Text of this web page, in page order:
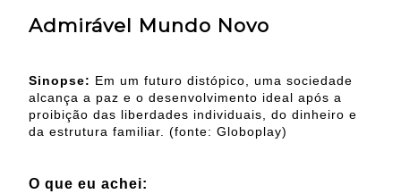
Admirável Mundo Novo
Sinopse: Em um futuro distópico, uma sociedade
alcança a paz e o desenvolvimento ideal após a
proibição das liberdades individuais, do dinheiro e
da estrutura familiar. (fonte: Globoplay)
O que eu achei: